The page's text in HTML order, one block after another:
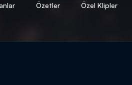
Özetler Özel Klipler